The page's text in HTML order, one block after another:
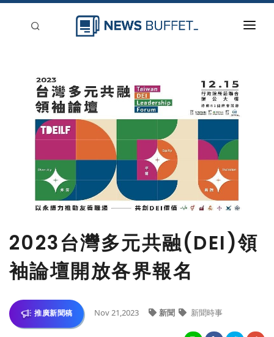
新聞稿分類
登入
刊登
2023台灣多元共融(DEI)領
袖論壇開放各界報名
推廣新聞稿 Nov 21,2023 新聞 新聞時事